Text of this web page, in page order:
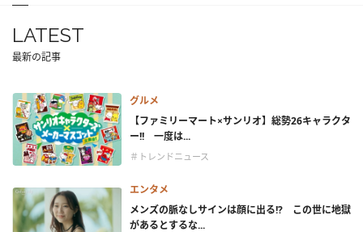
LATEST
最新の記事
グルメ
【ファミリーマート×サンリオ】総勢26キャラクタ
ー!! 一度は...
＃トレンドニュース
エンタメ
メンズの脈なしサインは顔に出る!? この世に地獄
があるとするな...